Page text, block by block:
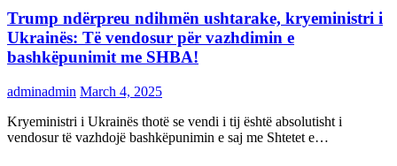
Trump ndërpreu ndihmën ushtarake, kryeministri i
Ukrainës: Të vendosur për vazhdimin e
bashkëpunimit me SHBA!
adminadmin March 4, 2025
Kryeministri i Ukrainës thotë se vendi i tij është absolutisht i
vendosur të vazhdojë bashkëpunimin e saj me Shtetet e…